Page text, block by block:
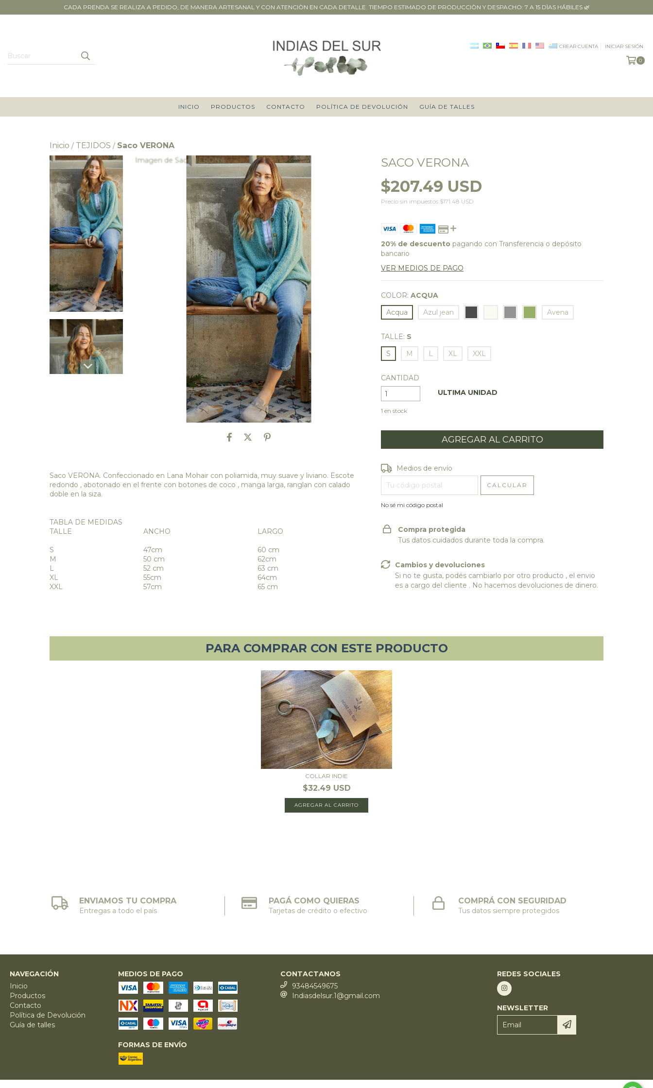
CADA PRENDA SE REALIZA A PEDIDO, DE MANERA ARTESANAL Y CON ATENCIÒN EN CADA DETALLE. TIEMPO ESTIMADO DE PRODUCCIÒN Y DESPACHO: 7 A 15 DÌAS HÁBILES 🌿
CREAR CUENTA INICIAR SESIÓN
0
INICIO PRODUCTOS CONTACTO POLÍTICA DE DEVOLUCIÓN GUÍA DE TALLES
Inicio / TEJIDOS / Saco VERONA
Saco VERONA. Confeccionado en Lana Mohair con poliamida, muy suave y liviano. Escote
redondo , abotonado en el frente con botones de coco , manga larga, ranglan con calado
doble en la siza.
TABLA DE MEDIDAS
TALLE
ANCHO LARGO
S 47cm
60 cm
M
50 cm
62cm
L
52 cm
63 cm
XL
55cm
64cm
XXL
57cm 65 cm
SACO VERONA
$207.49 USD
Precio sin impuestos $171.48 USD
20% de descuento pagando con Transferencia o depósito
bancario
VER MEDIOS DE PAGO
COLOR: ACQUA
Acqua
Azul jean Avena
TALLE: S
S
M L XL XXL
CANTIDAD
1 en stock
ULTIMA UNIDAD
Entregas para el CP:
Medios de envío
CALCULAR
No sé mi código postal
Compra protegida
Tus datos cuidados durante toda la compra.
Cambios y devoluciones
Si no te gusta, podés cambiarlo por otro producto , el envio
es a cargo del cliente . No hacemos devoluciones de dinero.
PARA COMPRAR CON ESTE PRODUCTO
COLLAR INDIE
$32.49 USD
AGREGAR AL CARRITO
ENVIAMOS TU COMPRA
Entregas a todo el país
PAGÁ COMO QUIERAS
Tarjetas de crédito o efectivo
COMPRÁ CON SEGURIDAD
Tus datos siempre protegidos
NAVEGACIÓN
Inicio
Productos
Contacto
Política de Devolución
Guía de talles
MEDIOS DE PAGO
FORMAS DE ENVÍO
CONTACTANOS
93484549675
Indiasdelsur.1@gmail.com
REDES SOCIALES
NEWSLETTER